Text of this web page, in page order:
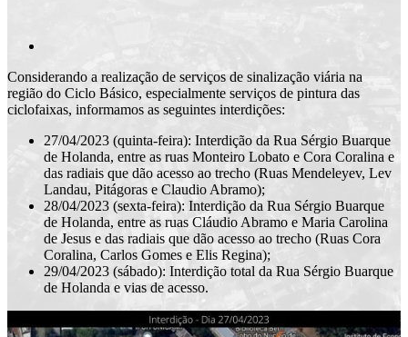
Considerando a realização de serviços de sinalização viária na
região do Ciclo Básico, especialmente serviços de pintura das
ciclofaixas, informamos as seguintes interdições:
27/04/2023 (quinta-feira): Interdição da Rua Sérgio Buarque
de Holanda, entre as ruas Monteiro Lobato e Cora Coralina e
das radiais que dão acesso ao trecho (Ruas Mendeleyev, Lev
Landau, Pitágoras e Claudio Abramo);
28/04/2023 (sexta-feira): Interdição da Rua Sérgio Buarque
de Holanda, entre as ruas Cláudio Abramo e Maria Carolina
de Jesus e das radiais que dão acesso ao trecho (Ruas Cora
Coralina, Carlos Gomes e Elis Regina);
29/04/2023 (sábado): Interdição total da Rua Sérgio Buarque
de Holanda e vias de acesso.